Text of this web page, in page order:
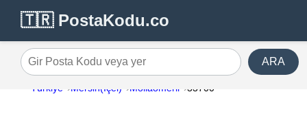
🇹🇷 PostaKodu.co
Gir Posta Kodu veya yer ARA
Türkiye Mersin(İçel) Mollaömerli 33700